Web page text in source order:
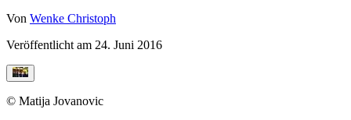
Von Wenke Christoph
Veröffentlicht am 24. Juni 2016
© Matija Jovanovic